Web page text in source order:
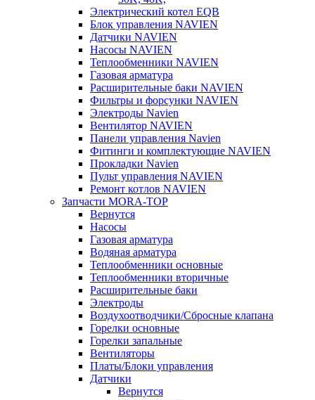
Электрический котел EQB
Блок управления NAVIEN
Датчики NAVIEN
Насосы NAVIEN
Теплообменники NAVIEN
Газовая арматура
Расширительные баки NAVIEN
Фильтры и форсунки NAVIEN
Электроды Navien
Вентилятор NAVIEN
Панели управления Navien
Фитинги и комплектующие NAVIEN
Прокладки Navien
Пульт управления NAVIEN
Ремонт котлов NAVIEN
Запчасти MORA-TOP
Вернутся
Насосы
Газовая арматура
Водяная арматура
Теплообменники основные
Теплообменники вторичные
Расширительные баки
Электроды
Воздухоотводчики/Сбросные клапана
Горелки основные
Горелки запальные
Вентиляторы
Платы/Блоки управления
Датчики
Вернутся